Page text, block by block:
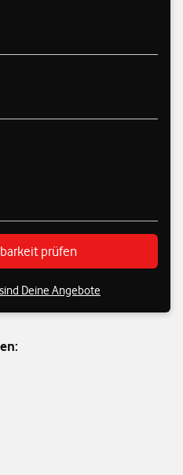
prüfen
Deine Angebote